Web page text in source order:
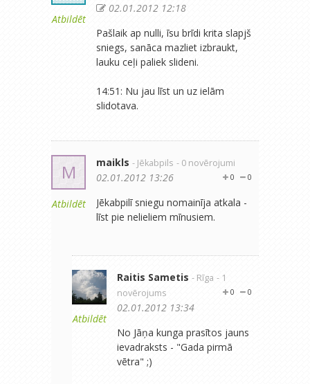
Atbildēt
02.01.2012 12:18
Pašlaik ap nulli, īsu brīdi krita slapjš
sniegs, sanāca mazliet izbraukt,
lauku ceļi paliek slideni.
14:51: Nu jau līst un uz ielām
slidotava.
M
Atbildēt
maikls - Jēkabpils - 0 novērojumi
0
0
02.01.2012 13:26
Jēkabpilī sniegu nomainīja atkala -
līst pie nelieliem mīnusiem.
Atbildēt
Raitis Sametis - Rīga - 1
novērojums
0
0
02.01.2012 13:34
No Jāņa kunga prasītos jauns
ievadraksts - "Gada pirmā
vētra" ;)